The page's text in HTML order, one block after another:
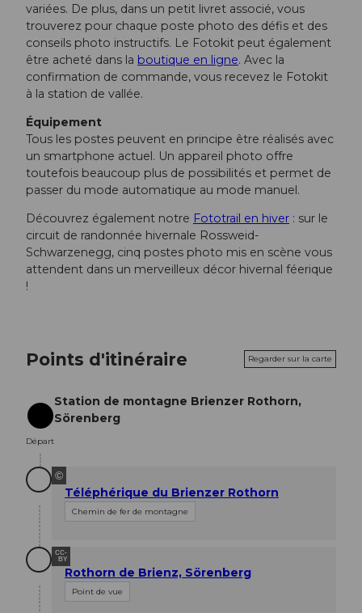
variées. De plus, dans un petit livret associé, vous
trouverez pour chaque poste photo des défis et des
conseils photo instructifs. Le Fotokit peut également
être acheté dans la boutique en ligne. Avec la
confirmation de commande, vous recevez le Fotokit
à la station de vallée.
Équipement
Tous les postes peuvent en principe être réalisés avec
un smartphone actuel. Un appareil photo offre
toutefois beaucoup plus de possibilités et permet de
passer du mode automatique au mode manuel.
Découvrez également notre Fototrail en hiver : sur le
circuit de randonnée hivernale Rossweid-
Schwarzenegg, cinq postes photo mis en scène vous
attendent dans un merveilleux décor hivernal féerique
!
Points d'itinéraire Regarder sur la carte
Départ
Départ
Station de montagne Brienzer Rothorn,
Sörenberg
©
Téléphérique du Brienzer Rothorn
Chemin de fer de montagne
CC-
BY
Rothorn de Brienz, Sörenberg
Point de vue